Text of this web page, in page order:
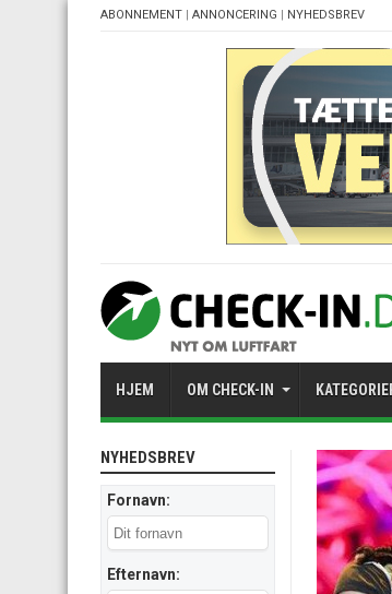
ABONNEMENT | ANNONCERING | NYHEDSBREV
HJEM OM CHECK-IN
NYHEDSBREV
Fornavn:
Efternavn: